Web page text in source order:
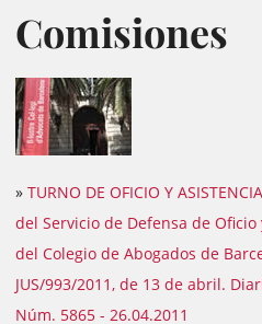
Comisiones
» TURNO DE OFICIO Y
del Servicio de Defensa de
del Colegio de Abogados de
JUS/993/2011, de 13 de abril.
Núm. 5865 - 26.04.2011